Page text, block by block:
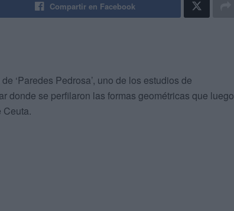
Compartir en Facebook
‘Paredes Pedrosa’, uno de los estudios de
donde se perfilaron las formas geométricas que luego
Ceuta.